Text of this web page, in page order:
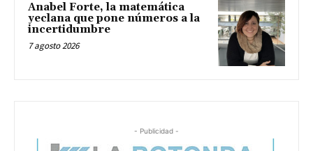
Anabel Forte, la matemática
yeclana que pone números a la
incertidumbre
7 agosto 2026
- Publicidad -